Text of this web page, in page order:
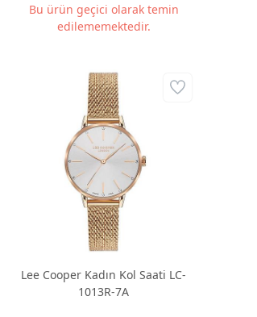
Bu ürün geçici olarak temin
edilememektedir.
Lee Cooper Kadın Kol Saati LC-
1013R-7A